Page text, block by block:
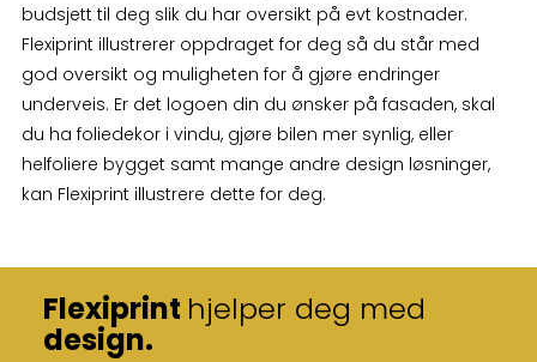
budsjett til deg slik du har oversikt på evt kostnader.
Flexiprint illustrerer oppdraget for deg så du står med
god oversikt og muligheten for å gjøre endringer
underveis. Er det logoen din du ønsker på fasaden, skal
du ha foliedekor i vindu, gjøre bilen mer synlig, eller
helfoliere bygget samt mange andre design løsninger,
kan Flexiprint illustrere dette for deg.
Flexiprint hjelper deg med
design.